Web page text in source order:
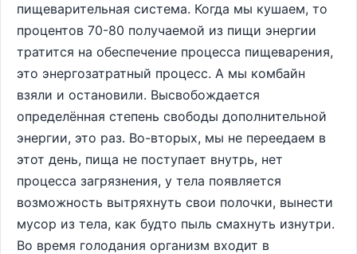
пищеварительная система. Когда мы кушаем, то
процентов 70-80 получаемой из пищи энергии
тратится на обеспечение процесса пищеварения,
это энергозатратный процесс. А мы комбайн
взяли и остановили. Высвобождается
определённая степень свободы дополнительной
энергии, это раз. Во-вторых, мы не переедаем в
этот день, пища не поступает внутрь, нет
процесса загрязнения, у тела появляется
возможность вытряхнуть свои полочки, вынести
мусор из тела, как будто пыль смахнуть изнутри.
Во время голодания организм входит в